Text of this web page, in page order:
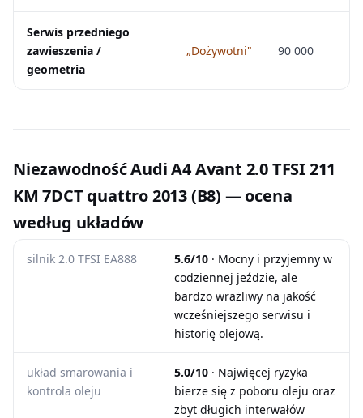
Serwis przedniego
zawieszenia /
geometria
„Dożywotni" 90 000
Niezawodność Audi A4 Avant 2.0 TFSI 211
KM 7DCT quattro 2013 (B8) — ocena
według układów
silnik 2.0 TFSI EA888 5.6/10 · Mocny i przyjemny w
codziennej jeździe, ale
bardzo wrażliwy na jakość
wcześniejszego serwisu i
historię olejową.
układ smarowania i
kontrola oleju
5.0/10 · Najwięcej ryzyka
bierze się z poboru oleju oraz
zbyt długich interwałów